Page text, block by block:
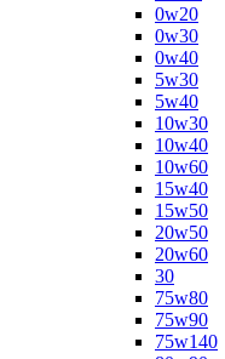
0w20
0w30
0w40
5w30
5w40
10w30
10w40
10w60
15w40
15w50
20w50
20w60
30
75w80
75w90
75w140